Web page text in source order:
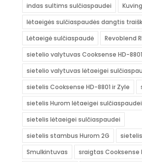
indas sultims sulčiaspaudei
lėtaeigės sulčiaspaudės dangtis
Lėtaeigė sulčiaspaudė
Revoblend
sietelio valytuvas Cooksense HD-
sietelio valytuvas lėtaeigei
sietelis Cooksense HD-8801 ir Zyle
sietelis Hurom lėtaeigei sulčiaspaudei
sietelis lėtaeigei sulčiaspaudei
sietelis stambus Hurom 2G
Smulkintuvas
sraigtas Cooksense